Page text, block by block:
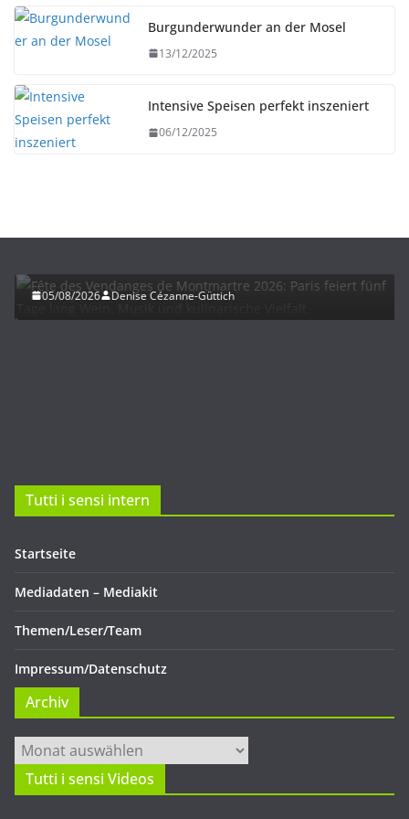
Burgunderwunder an der Mosel
13/12/2025
Intensive Speisen perfekt inszeniert
06/12/2025
05/08/2026 Denise Cézanne-Güttich
Tutti i sensi intern
Startseite
Mediadaten – Mediakit
Themen/Leser/Team
Impressum/Datenschutz
Archiv
Archiv
Tutti i sensi Videos